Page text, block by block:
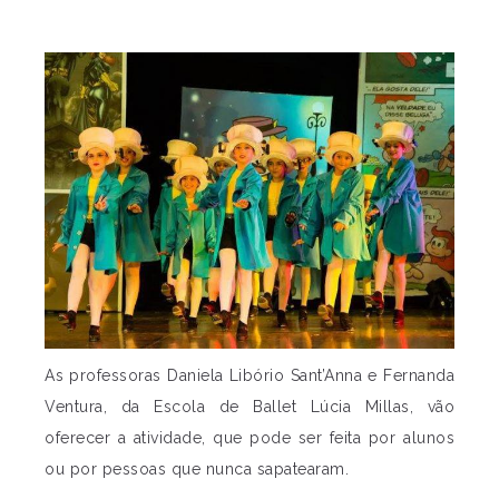
As professoras Daniela Libório Sant’Anna e Fernanda
Ventura, da Escola de Ballet Lúcia Millas, vão
oferecer a atividade, que pode ser feita por alunos
ou por pessoas que nunca sapatearam.